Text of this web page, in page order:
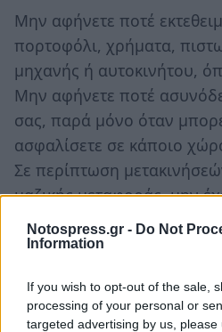
Notospress.gr - Do Not
Information
If you wish to opt-out of the sale,
processing of your personal or
targeted advertising by us,
Μην αφήνετε ποτέ
πορτοφόλι, χρήματα,
μηχανής ή αυτοκινήτου,
Μην αφήνετε ποτέ
σας, παρά μόνο όταν
ασφαλίσετε σε κάποιο
Σε περίπτωση
μαζικής μεταφοράς, μην
χρηματικά ποσά.
Να πραγματοποιείτε τις
μεγάλη προσοχή και
Στην περίπτωση που